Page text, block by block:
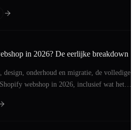
in 2026? De eerlijke breakdown
design, onderhoud en migratie, de volledige
webshop in 2026, inclusief wat het